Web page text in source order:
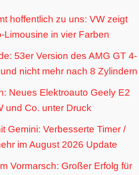
hoffentlich zu uns: VW zeigt
Limousine in vier Farben
53er Version des AMG GT 4-
nicht mehr nach 8 Zylindern
Neues Elektroauto Geely E2
und Co. unter Druck
Gemini: Verbesserte Timer /
im August 2026 Update
Vormarsch: Großer Erfolg für